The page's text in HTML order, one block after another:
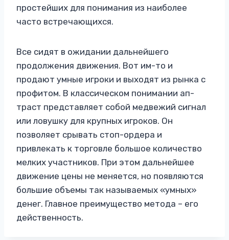
простейших для понимания из наиболее
часто встречающихся.
Все сидят в ожидании дальнейшего
продолжения движения. Вот им-то и
продают умные игроки и выходят из рынка с
профитом. В классическом понимании ап-
траст представляет собой медвежий сигнал
или ловушку для крупных игроков. Он
позволяет срывать стоп-ордера и
привлекать к торговле большое количество
мелких участников. При этом дальнейшее
движение цены не меняется, но появляются
большие объемы так называемых «умных»
денег. Главное преимущество метода – его
действенность.